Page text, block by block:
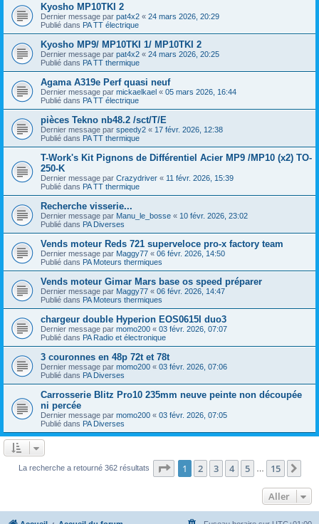
Kyosho MP10TKI 2
Dernier message par pat4x2 « 24 mars 2026, 20:29
Publié dans PA TT électrique
Kyosho MP9/ MP10TKI 1/ MP10TKI 2
Dernier message par pat4x2 « 24 mars 2026, 20:25
Publié dans PA TT thermique
Agama A319e Perf quasi neuf
Dernier message par mickaelkael « 05 mars 2026, 16:44
Publié dans PA TT électrique
pièces Tekno nb48.2 /sct/T/E
Dernier message par speedy2 « 17 févr. 2026, 12:38
Publié dans PA TT thermique
T-Work's Kit Pignons de Différentiel Acier MP9 /MP10 (x2) TO-
250-K
Dernier message par Crazydriver « 11 févr. 2026, 15:39
Publié dans PA TT thermique
Recherche visserie...
Dernier message par Manu_le_bosse « 10 févr. 2026, 23:02
Publié dans PA Diverses
Vends moteur Reds 721 superveloce pro-x factory team
Dernier message par Maggy77 « 06 févr. 2026, 14:50
Publié dans PA Moteurs thermiques
Vends moteur Gimar Mars base os speed préparer
Dernier message par Maggy77 « 06 févr. 2026, 14:47
Publié dans PA Moteurs thermiques
chargeur double Hyperion EOS0615I duo3
Dernier message par momo200 « 03 févr. 2026, 07:07
Publié dans PA Radio et électronique
3 couronnes en 48p 72t et 78t
Dernier message par momo200 « 03 févr. 2026, 07:06
Publié dans PA Diverses
Carrosserie Blitz Pro10 235mm neuve peinte non découpée
ni percée
Dernier message par momo200 « 03 févr. 2026, 07:05
Publié dans PA Diverses
La recherche a retourné 362 résultats Page 1sur15
1 2 3 4 5 15
Aller